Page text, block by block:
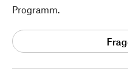
Programm.